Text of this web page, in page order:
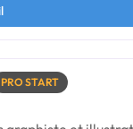
PRO START